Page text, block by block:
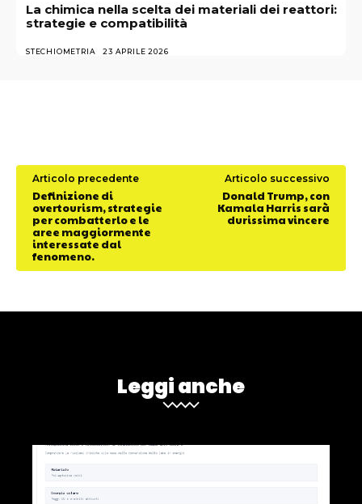
La chimica nella scelta dei materiali dei reattori:
strategie e compatibilità
STECHIOMETRIA 23 APRILE 2026
Articolo precedente
Definizione di
overtourism, strategie
per combatterlo e le
aree maggiormente
interessate dal
fenomeno.
Articolo successivo
Donald Trump, con
Kamala Harris sarà
durissima vincere
Leggi anche